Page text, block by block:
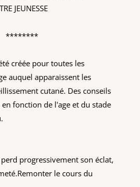
créée pour toutes les
auquel apparaissent les
cutané. Des conseils
fonction de l'age et du stade
progressivement son éclat,
le cours du